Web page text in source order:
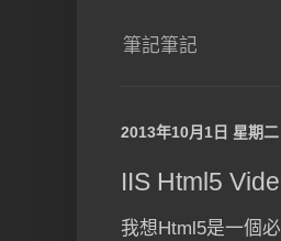
筆記筆記
2013年10月1日 星期二
IIS Html5
我想Html5是一個